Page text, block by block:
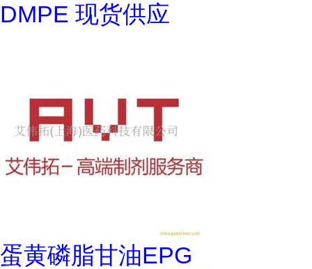
DMPE 现货供应
蛋黄磷脂甘油EPG